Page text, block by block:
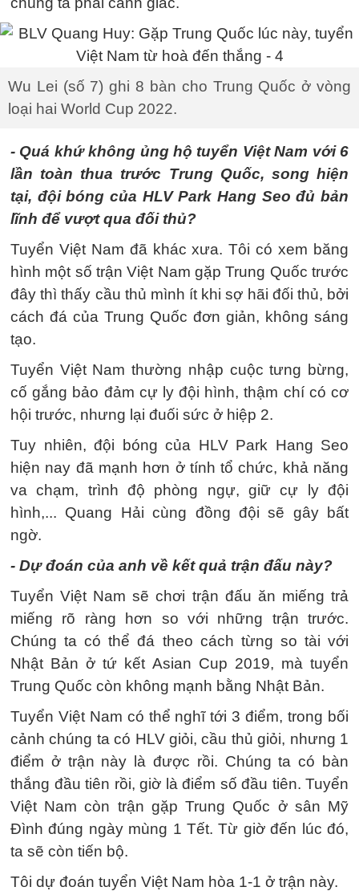
Wu Lei (số 7) ghi 8 bàn cho Trung Quốc ở vòng
loại hai World Cup 2022.
- Quá khứ không ủng hộ tuyển Việt Nam với 6
lần toàn thua trước Trung Quốc, song hiện
tại, đội bóng của HLV Park Hang Seo đủ bản
lĩnh để vượt qua đối thủ?
Tuyển Việt Nam đã khác xưa. Tôi có xem băng
hình một số trận Việt Nam gặp Trung Quốc trước
đây thì thấy cầu thủ mình ít khi sợ hãi đối thủ, bởi
cách đá của Trung Quốc đơn giản, không sáng
tạo.
Tuyển Việt Nam thường nhập cuộc tưng bừng,
cố gắng bảo đảm cự ly đội hình, thậm chí có cơ
hội trước, nhưng lại đuối sức ở hiệp 2.
Tuy nhiên, đội bóng của HLV Park Hang Seo
hiện nay đã mạnh hơn ở tính tổ chức, khả năng
va chạm, trình độ phòng ngự, giữ cự ly đội
hình,... Quang Hải cùng đồng đội sẽ gây bất
ngờ.
- Dự đoán của anh về kết quả trận đấu này?
Tuyển Việt Nam sẽ chơi trận đấu ăn miếng trả
miếng rõ ràng hơn so với những trận trước.
Chúng ta có thể đá theo cách từng so tài với
Nhật Bản ở tứ kết Asian Cup 2019, mà tuyển
Trung Quốc còn không mạnh bằng Nhật Bản.
Tuyển Việt Nam có thể nghĩ tới 3 điểm, trong bối
cảnh chúng ta có HLV giỏi, cầu thủ giỏi, nhưng 1
điểm ở trận này là được rồi. Chúng ta có bàn
thắng đầu tiên rồi, giờ là điểm số đầu tiên. Tuyển
Việt Nam còn trận gặp Trung Quốc ở sân Mỹ
Đình đúng ngày mùng 1 Tết. Từ giờ đến lúc đó,
ta sẽ còn tiến bộ.
Tôi dự đoán tuyển Việt Nam hòa 1-1 ở trận này.